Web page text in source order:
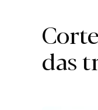
das